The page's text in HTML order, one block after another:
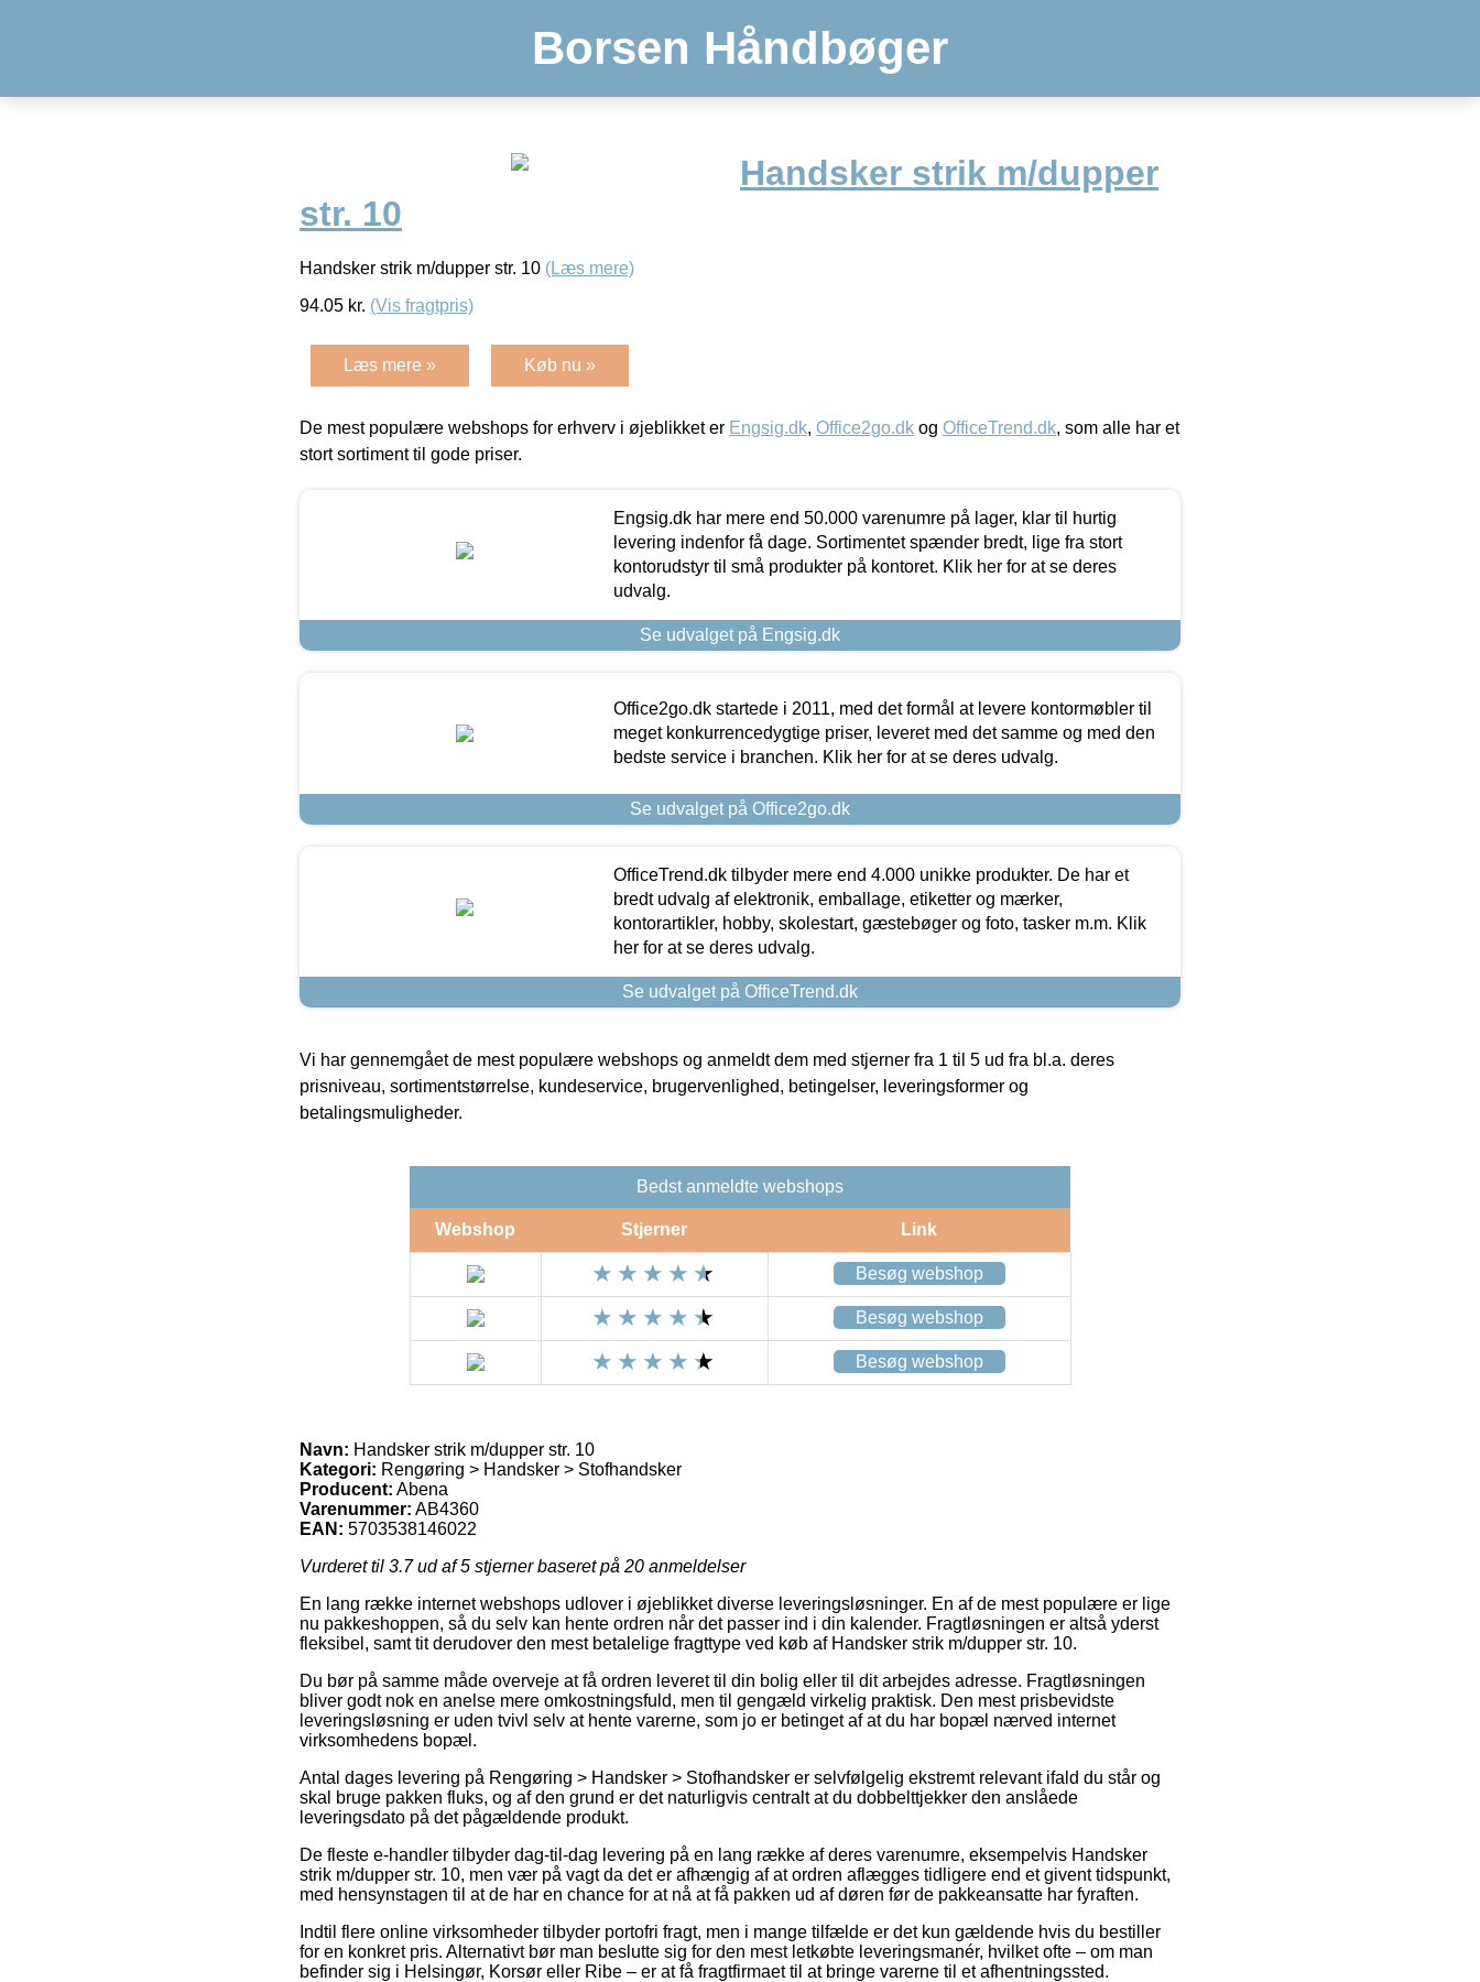
Borsen Håndbøger
Handsker strik m/dupper
str. 10
Handsker strik m/dupper str. 10 (Læs mere)
94.05 kr. (Vis fragtpris)
Læs mere » Køb nu »
De mest populære webshops for erhverv i øjeblikket er Engsig.dk, Office2go.dk og OfficeTrend.dk, som alle har et
stort sortiment til gode priser.
Engsig.dk har mere end 50.000 varenumre på lager, klar til hurtig
levering indenfor få dage. Sortimentet spænder bredt, lige fra stort
kontorudstyr til små produkter på kontoret. Klik her for at se deres
udvalg.
Se udvalget på Engsig.dk
Office2go.dk startede i 2011, med det formål at levere kontormøbler til
meget konkurrencedygtige priser, leveret med det samme og med den
bedste service i branchen. Klik her for at se deres udvalg.
Se udvalget på Office2go.dk
OfficeTrend.dk tilbyder mere end 4.000 unikke produkter. De har et
bredt udvalg af elektronik, emballage, etiketter og mærker,
kontorartikler, hobby, skolestart, gæstebøger og foto, tasker m.m. Klik
her for at se deres udvalg.
Se udvalget på OfficeTrend.dk
Vi har gennemgået de mest populære webshops og anmeldt dem med stjerner fra 1 til 5 ud fra bl.a. deres
prisniveau, sortimentstørrelse, kundeservice, brugervenlighed, betingelser, leveringsformer og
betalingsmuligheder.
Bedst anmeldte webshops
Webshop Stjerner Link
Besøg webshop
Besøg webshop
Besøg webshop
Navn: Handsker strik m/dupper str. 10
Kategori: Rengøring > Handsker > Stofhandsker
Producent: Abena
Varenummer: AB4360
EAN: 5703538146022
Vurderet til 3.7ud af 5 stjerner baseret på 20 anmeldelser
En lang række internet webshops udlover i øjeblikket diverse leveringsløsninger. En af de mest populære er lige
nu pakkeshoppen, så du selv kan hente ordren når det passer ind i din kalender. Fragtløsningen er altså yderst
fleksibel, samt tit derudover den mest betalelige fragttype ved køb af Handsker strik m/dupper str. 10.
Du bør på samme måde overveje at få ordren leveret til din bolig eller til dit arbejdes adresse. Fragtløsningen
bliver godt nok en anelse mere omkostningsfuld, men til gengæld virkelig praktisk. Den mest prisbevidste
leveringsløsning er uden tvivl selv at hente varerne, som jo er betinget af at du har bopæl nærved internet
virksomhedens bopæl.
Antal dages levering på Rengøring > Handsker > Stofhandsker er selvfølgelig ekstremt relevant ifald du står og
skal bruge pakken fluks, og af den grund er det naturligvis centralt at du dobbelttjekker den anslåede
leveringsdato på det pågældende produkt.
De fleste e-handler tilbyder dag-til-dag levering på en lang række af deres varenumre, eksempelvis Handsker
strik m/dupper str. 10, men vær på vagt da det er afhængig af at ordren aflægges tidligere end et givent tidspunkt,
med hensynstagen til at de har en chance for at nå at få pakken ud af døren før de pakkeansatte har fyraften.
Indtil flere online virksomheder tilbyder portofri fragt, men i mange tilfælde er det kun gældende hvis du bestiller
for en konkret pris. Alternativt bør man beslutte sig for den mest letkøbte leveringsmanér, hvilket ofte – om man
befinder sig i Helsingør, Korsør eller Ribe – er at få fragtfirmaet til at bringe varerne til et afhentningssted.